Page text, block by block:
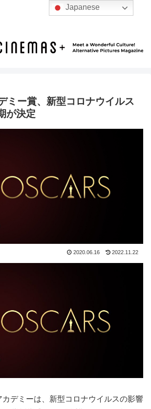
ミー賞、新型コロナウイルス
が決定
2020.06.16 2022.11.22
デミーは、新型コロナウイルスの影響
Japanese